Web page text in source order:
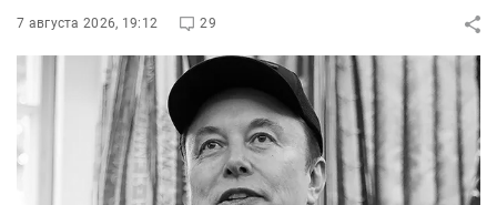
7 августа 2026, 19:12 29